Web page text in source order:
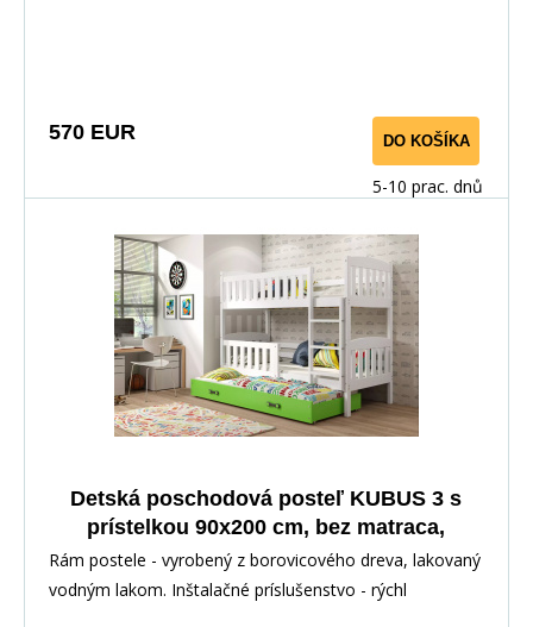
570 EUR DO KOŠÍKA
5-10 prac. dnů
Detská poschodová posteľ KUBUS 3 s
prístelkou 90x200 cm, bez matraca,
Biela/Zelená
Rám postele - vyrobený z borovicového dreva, lakovaný
vodným lakom. Inštalačné príslušenstvo - rýchl